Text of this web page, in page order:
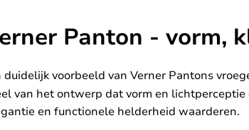
Panton - vorm,
duidelijk voorbeeld van Verner Pantons
van het ontwerp dat vorm en
en functionele helderheid waarderen.